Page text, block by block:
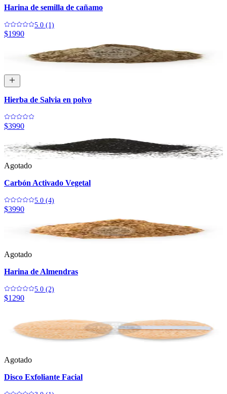
Harina de semilla de cañamo
5.0 (1)
$1990
Hierba de Salvia en polvo
$3990
Agotado
Carbón Activado Vegetal
5.0 (4)
$3990
Agotado
Harina de Almendras
5.0 (2)
$1290
Agotado
Disco Exfoliante Facial